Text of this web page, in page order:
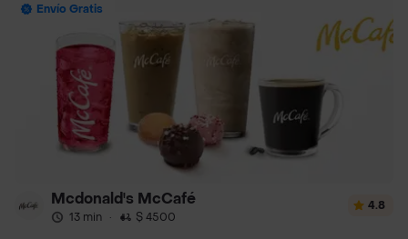
Envío Gratis
Mcdonald's McCafé
13 min · $ 4500
4.8